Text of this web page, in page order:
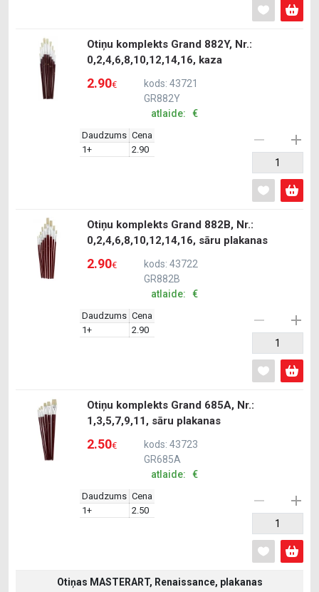
Otiņu komplekts Grand 882Y, Nr.:
0,2,4,6,8,10,12,14,16, kaza
2.90€
kods: 43721
GR882Y
atlaide: €
Daudzums Cena
1+
2.90
Otiņu komplekts Grand 882B, Nr.:
0,2,4,6,8,10,12,14,16, sāru plakanas
2.90€
kods: 43722
GR882B
atlaide: €
Daudzums Cena
1+
2.90
Otiņu komplekts Grand 685A, Nr.:
1,3,5,7,9,11, sāru plakanas
2.50€
kods: 43723
GR685A
atlaide: €
Daudzums Cena
1+
2.50
Otiņas MASTERART, Renaissance, plakanas